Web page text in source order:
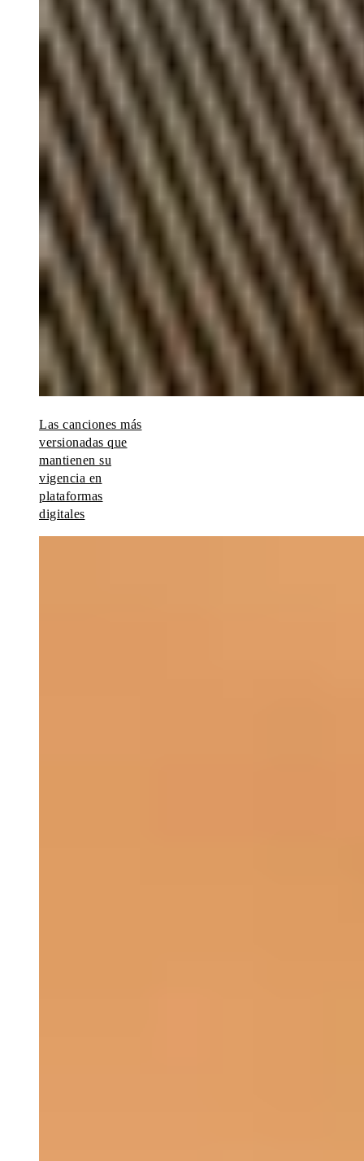
Las canciones más
versionadas que
mantienen su
vigencia en
plataformas
digitales